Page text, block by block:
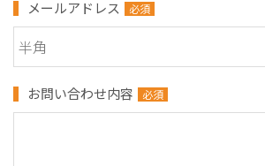
メールアドレス 必須
お問い合わせ内容 必須